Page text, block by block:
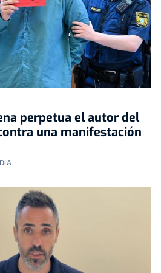
perpetua el autor del
una manifestación